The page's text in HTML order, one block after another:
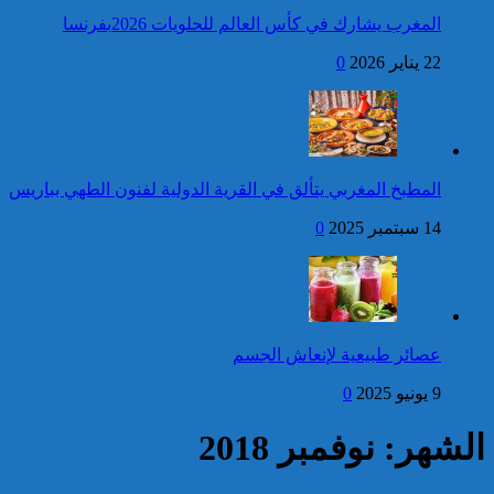
جلالة الملك يهنئ رئيس
جمهورية البنين بذكرى
استقلال بلاده
فتح بحث للتحقق من الأفعال
الإجرامية المنسوبة لأربع وعشرين
شخصا للاشتباه في تورطهم في
الامتناع عن القيام بعمل من أعمال
وظيفتهم بغرض الارتشاء
واستغلال النفوذ
إحصائيات مكافحة الجريمة ..
استمرار ارتفاع معدل الزجر
بالعنف
كاريكاتير
المغرب يشارك في كأس العالم للحلويات 2026بفرنسا
22 يناير 2026 0
المطبخ المغربي يتألق في القرية الدولية لفنون الطهي بباريس
14 سبتمبر 2025 0
عصائر طبيعية لإنعاش الجسم
9 يونيو 2025 0
الشهر: نوفمبر 2018